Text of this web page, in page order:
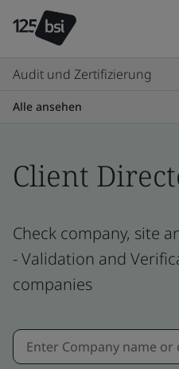
Audit und Zertifizierung
Alle ansehen
Client
Check company, site
- Validation and
companies